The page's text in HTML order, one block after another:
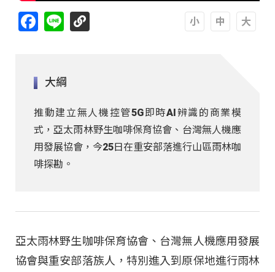
Facebook
Line
大綱
推動建立無人機控管5G即時AI辨識的商業模
式，亞太雨林野生咖啡保育協會、台灣無人機應
用發展協會，今25日在重安部落進行山區雨林咖
啡探勘。
亞太雨林野生咖啡保育協會、台灣無人機應用發展
協會與重安部落族人，特別進入到原保地進行雨林